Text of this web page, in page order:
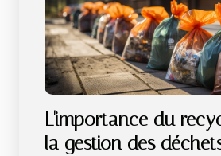
L'importance du
la gestion des